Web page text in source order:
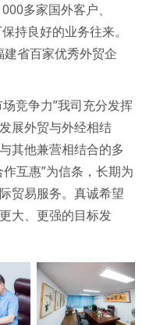
多家国外客户、
持良好的业务往来。
省百家优秀外贸企
竞争力”我司充分发挥
展外贸与外经相结
其他兼营相结合的多
互惠”为信条，长期为
贸易服务。真诚希望
大、更强的目标发